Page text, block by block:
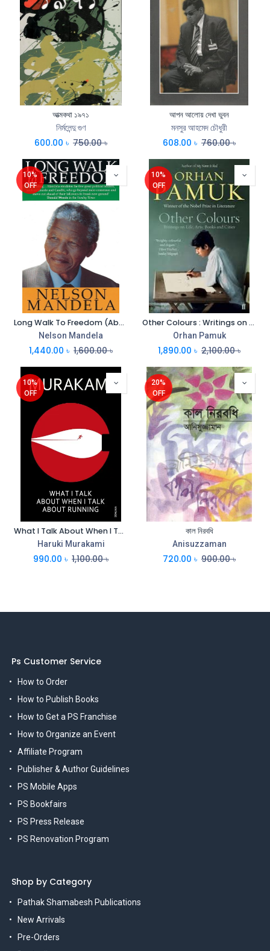
আত্মকথা ১৯৭১
নির্মলেন্দু গুণ
600.00 ৳ 750.00৳
আপন আলোয় দেখা ভুবন
মনসুর আহমেদ চৌধুরী
608.00 ৳ 760.00৳
10%
OFF
Long Walk To Freedom (Abacus Book)
Nelson Mandela
1,440.00 ৳ 1,600.00৳
10%
OFF
Other Colours : Writings on Life, Art, Books and Cities
Orhan Pamuk
1,890.00 ৳ 2,100.00৳
10%
OFF
What I Talk About When I Talk About Running
Haruki Murakami
990.00 ৳ 1,100.00৳
20%
OFF
কাল নিরবধি
Anisuzzaman
720.00 ৳ 900.00৳
Ps Customer Service
How to Order
How to Publish Books
How to Get a PS Franchise
How to Organize an Event
Affiliate Program
Publisher & Author Guidelines
PS Mobile Apps
PS Bookfairs
PS Press Release
PS Renovation Program
Shop by Category
Pathak Shamabesh Publications
New Arrivals
Pre-Orders